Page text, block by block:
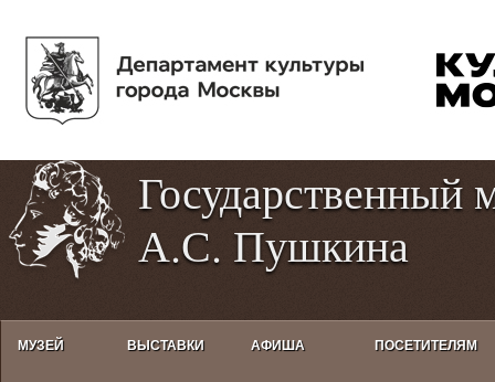
Государственный
А.С. Пушкина
МУЗЕЙ ВЫСТАВКИ АФИША ПОСЕТИТЕЛЯМ